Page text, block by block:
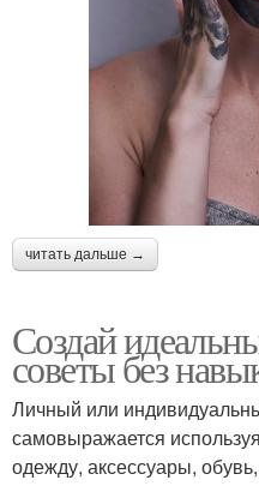
читать дальше →
Создай
советы без
Личный или
самовыражается
одежду, аксессуары,